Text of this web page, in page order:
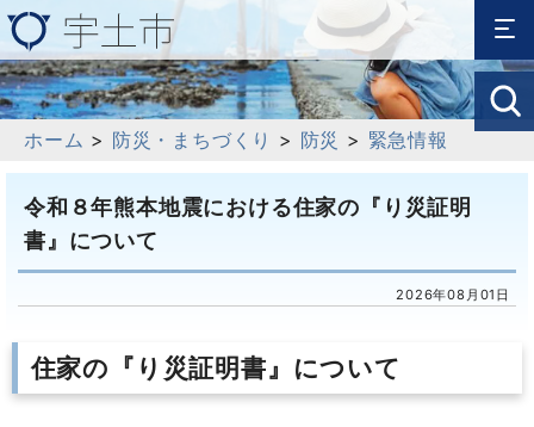
ホーム > 防災・まちづくり > 防災 > 緊急情報
令和８年熊本地震における住家の『り災証明
書』について
2026年08月01日
住家の『り災証明書』について